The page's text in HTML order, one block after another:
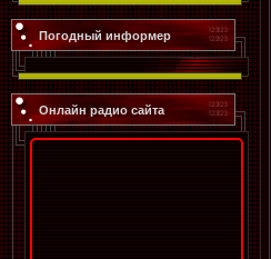
Погодный информер
Онлайн радио сайта